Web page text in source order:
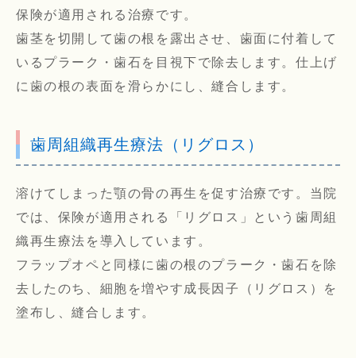
保険が適用される治療です。
歯茎を切開して歯の根を露出させ、歯面に付着して
いるプラーク・歯石を目視下で除去します。仕上げ
に歯の根の表面を滑らかにし、縫合します。
歯周組織再生療法（リグロス）
溶けてしまった顎の骨の再生を促す治療です。当院
では、保険が適用される「リグロス」という歯周組
織再生療法を導入しています。
フラップオペと同様に歯の根のプラーク・歯石を除
去したのち、細胞を増やす成長因子（リグロス）を
塗布し、縫合します。